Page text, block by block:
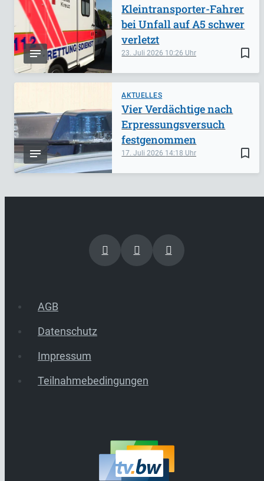
bookmark_border
23. Juli 2026 10:26
Kleintransporter-Fahrer
bei Unfall auf A5 schwer
verletzt
AKTUELLES
bookmark_border
17. Juli 2026 14:18
Vier Verdächtige nach
Erpressungsversuch
festgenommen
AGB
Datenschutz
Impressum
Teilnahmebedingungen